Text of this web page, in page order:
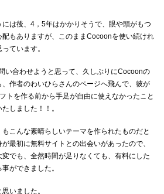
は後、4，5年はかかりそうで、眼や頭がもつ
もありますが、このままCocoonを使い続けれ
ています。
い合わせようと思って、久しぶりにCocoonの
作者のわいひらさんのページへ飛んで、彼が
トを作る前から手足が自由に使えなかったこと
しました！！。
こんな素晴らしいテーマを作られたものだと
最初に無料サイトとの出会いがあったので、
でも、全然時間が足りなくても、有料にした
ができました。
いました。